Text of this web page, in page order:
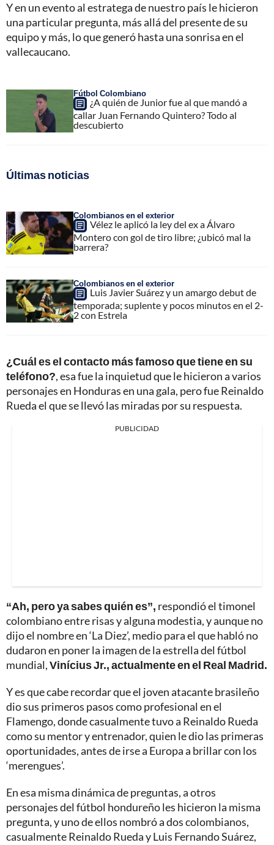
Y en un evento al estratega de nuestro país le hicieron
una particular pregunta, más allá del presente de su
equipo y más, lo que generó hasta una sonrisa en el
vallecaucano.
Fútbol Colombiano
¿A quién de Junior fue al que mandó a
callar Juan Fernando Quintero? Todo al
descubierto
Últimas noticias
Colombianos en el exterior
Vélez le aplicó la ley del ex a Álvaro
Montero con gol de tiro libre; ¿ubicó mal la
barrera?
Colombianos en el exterior
Luis Javier Suárez y un amargo debut de
temporada; suplente y pocos minutos en el 2-
2 con Estrela
¿Cuál es el contacto más famoso que tiene en su
teléfono?, esa fue la inquietud que le hicieron a varios
personajes en Honduras en una gala, pero fue Reinaldo
Rueda el que se llevó las miradas por su respuesta.
PUBLICIDAD
“Ah, pero ya sabes quién es”, respondió el timonel
colombiano entre risas y alguna modestia, y aunque no
dijo el nombre en ‘La Diez’, medio para el que habló no
dudaron en poner la imagen de la estrella del fútbol
mundial,Vinícius Jr., actualmente en el Real Madrid.
Y es que cabe recordar que el joven atacante brasileño
dio sus primeros pasos como profesional en el
Flamengo, donde casualmente tuvo a Reinaldo Rueda
como su mentor y entrenador, quien le dio las primeras
oportunidades, antes de irse a Europa a brillar con los
‘merengues’.
En esa misma dinámica de preguntas, a otros
personajes del fútbol hondureño les hicieron la misma
pregunta, y uno de ellos nombró a dos colombianos,
casualmente Reinaldo Rueda y Luis Fernando Suárez,